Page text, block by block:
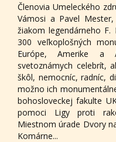
Členovia Umeleckého
Vámosi a Pavel
žiakom legendárneho F.
300 veľkoplošných
Európe, Amerike a
svetoznámych celebrít,
škôl, nemocníc, radníc,
možno ich
bohosloveckej fakulte
pomoci Ligy proti
Miestnom úrade Dvory
Komárne...